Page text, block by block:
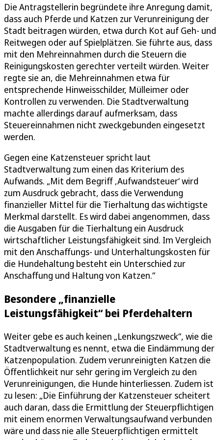
Die Antragstellerin begründete ihre Anregung damit,
dass auch Pferde und Katzen zur Verunreinigung der
Stadt beitragen würden, etwa durch Kot auf Geh- und
Reitwegen oder auf Spielplätzen. Sie führte aus, dass
mit den Mehreinnahmen durch die Steuern die
Reinigungskosten gerechter verteilt würden. Weiter
regte sie an, die Mehreinnahmen etwa für
entsprechende Hinweisschilder, Mülleimer oder
Kontrollen zu verwenden. Die Stadtverwaltung
machte allerdings darauf aufmerksam, dass
Steuereinnahmen nicht zweckgebunden eingesetzt
werden.
Gegen eine Katzensteuer spricht laut
Stadtverwaltung zum einen das Kriterium des
Aufwands. „Mit dem Begriff ‚Aufwandsteuer‘ wird
zum Ausdruck gebracht, dass die Verwendung
finanzieller Mittel für die Tierhaltung das wichtigste
Merkmal darstellt. Es wird dabei angenommen, dass
die Ausgaben für die Tierhaltung ein Ausdruck
wirtschaftlicher Leistungsfähigkeit sind. Im Vergleich
mit den Anschaffungs- und Unterhaltungskosten für
die Hundehaltung besteht ein Unterschied zur
Anschaffung und Haltung von Katzen.“
Besondere „finanzielle
Leistungsfähigkeit“ bei Pferdehaltern
Weiter gebe es auch keinen „Lenkungszweck“, wie die
Stadtverwaltung es nennt, etwa die Eindämmung der
Katzenpopulation. Zudem verunreinigten Katzen die
Öffentlichkeit nur sehr gering im Vergleich zu den
Verunreinigungen, die Hunde hinterliessen. Zudem ist
zu lesen: „Die Einführung der Katzensteuer scheitert
auch daran, dass die Ermittlung der Steuerpflichtigen
mit einem enormen Verwaltungsaufwand verbunden
wäre und dass nie alle Steuerpflichtigen ermittelt